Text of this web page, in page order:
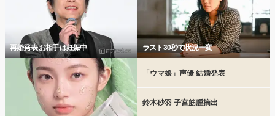
再婚発表 お相手は妊娠中 ラスト30秒で状況一変
「ウマ娘」声優 結婚発表
鈴木砂羽 子宮筋腫摘出